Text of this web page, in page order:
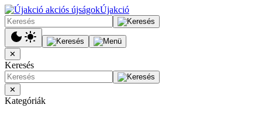
Újakció
✕
Keresés
✕
Kategóriák